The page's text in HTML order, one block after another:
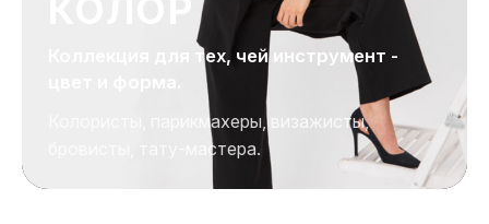
Коллекция для тех, чей инструмент -
Колористы, парикмахеры, визажисты,
бровисты, тату-мастера.